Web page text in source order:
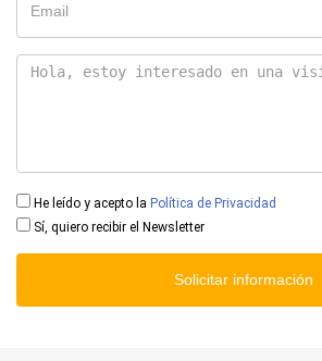
He leído y acepto la Política de Privacidad
Sí, quiero recibir el Newsletter
Solicitar información